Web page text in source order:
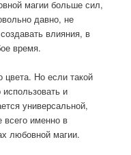
магии больше сил,
давно, не
влияния, в
время.
цвета. Но если такой
и
универсальной,
всего именно в
любовной магии.